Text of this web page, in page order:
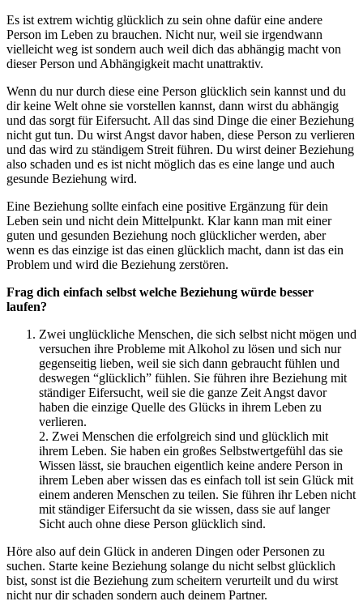
Es ist extrem wichtig glücklich zu sein ohne dafür eine andere
Person im Leben zu brauchen. Nicht nur, weil sie irgendwann
vielleicht weg ist sondern auch weil dich das abhängig macht von
dieser Person und Abhängigkeit macht unattraktiv.
Wenn du nur durch diese eine Person glücklich sein kannst und du
dir keine Welt ohne sie vorstellen kannst, dann wirst du abhängig
und das sorgt für Eifersucht. All das sind Dinge die einer Beziehung
nicht gut tun. Du wirst Angst davor haben, diese Person zu verlieren
und das wird zu ständigem Streit führen. Du wirst deiner Beziehung
also schaden und es ist nicht möglich das es eine lange und auch
gesunde Beziehung wird.
Eine Beziehung sollte einfach eine positive Ergänzung für dein
Leben sein und nicht dein Mittelpunkt. Klar kann man mit einer
guten und gesunden Beziehung noch glücklicher werden, aber
wenn es das einzige ist das einen glücklich macht, dann ist das ein
Problem und wird die Beziehung zerstören.
Frag dich einfach selbst welche Beziehung würde besser
laufen?
Zwei unglückliche Menschen, die sich selbst nicht mögen und
versuchen ihre Probleme mit Alkohol zu lösen und sich nur
gegenseitig lieben, weil sie sich dann gebraucht fühlen und
deswegen “glücklich” fühlen. Sie führen ihre Beziehung mit
ständiger Eifersucht, weil sie die ganze Zeit Angst davor
haben die einzige Quelle des Glücks in ihrem Leben zu
verlieren.
2. Zwei Menschen die erfolgreich sind und glücklich mit
ihrem Leben. Sie haben ein großes Selbstwertgefühl das sie
Wissen lässt, sie brauchen eigentlich keine andere Person in
ihrem Leben aber wissen das es einfach toll ist sein Glück mit
einem anderen Menschen zu teilen. Sie führen ihr Leben nicht
mit ständiger Eifersucht da sie wissen, dass sie auf langer
Sicht auch ohne diese Person glücklich sind.
Höre also auf dein Glück in anderen Dingen oder Personen zu
suchen. Starte keine Beziehung solange du nicht selbst glücklich
bist, sonst ist die Beziehung zum scheitern verurteilt und du wirst
nicht nur dir schaden sondern auch deinem Partner.